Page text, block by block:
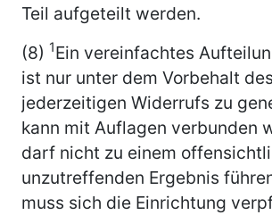
Teil aufgeteilt werden.
(8) 1Ein vereinfachtes
ist nur unter dem Vorbehalt des
jederzeitigen Widerrufs zu
kann mit Auflagen verbunden
darf nicht zu einem
unzutreffenden Ergebnis
muss sich die Einrichtung